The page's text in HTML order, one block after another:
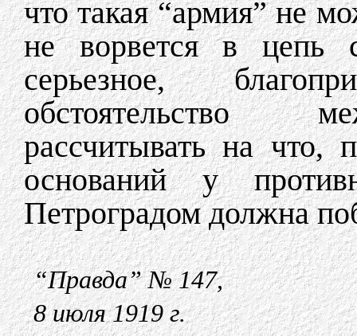
что такая “армия” не
не ворвется в цепь
серьезное,
обстоятельство
рассчитывать на что,
оснований у
Петроградом должна
“Правда” № 147,
8 июля 1919 г.